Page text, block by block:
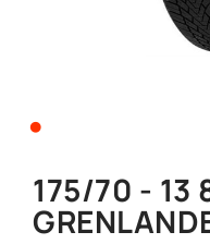
•
175/70 - 13